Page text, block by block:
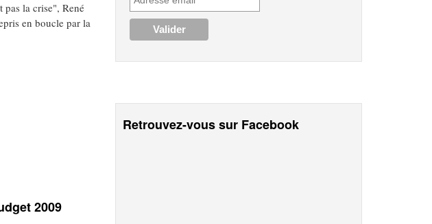
la crise", René
en boucle par la
2009
Retrouvez-vous sur Facebook